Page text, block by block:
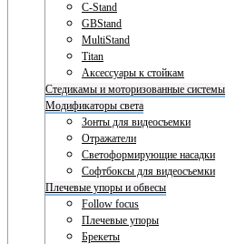
C-Stand
GBStand
MultiStand
Titan
Аксессуары к стойкам
Стедикамы и моторизованные системы
Модификаторы света
Зонты для видеосъемки
Отражатели
Светоформирующие насадки
Софтбоксы для видеосъемки
Плечевые упоры и обвесы
Follow focus
Плечевые упоры
Брекеты